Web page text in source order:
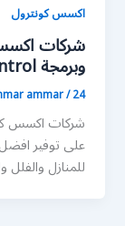
اكسس كونترول
وبرمجة Access Control
ammar/24 أبريل، 2020
على توفير افضل
للمنازل والفلل